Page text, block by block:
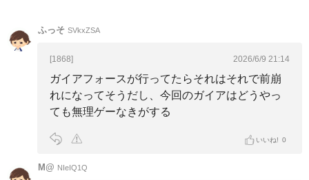
ふっそ SVkxZSA
[1868] 2026/6/9 21:14
ガイアフォースが行ってたらそれはそれで前崩
れになってそうだし、今回のガイアはどうやっ
ても無理ゲーなきがする
いいね! 0
M@ NIeIQ1Q